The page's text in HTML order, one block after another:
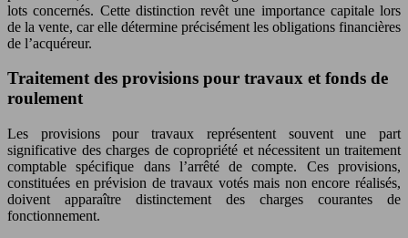
lots concernés. Cette distinction revêt une importance capitale lors
de la vente, car elle détermine précisément les obligations financières
de l’acquéreur.
Traitement des provisions pour travaux et fonds de
roulement
Les provisions pour travaux représentent souvent une part
significative des charges de copropriété et nécessitent un traitement
comptable spécifique dans l’arrêté de compte. Ces provisions,
constituées en prévision de travaux votés mais non encore réalisés,
doivent apparaître distinctement des charges courantes de
fonctionnement.